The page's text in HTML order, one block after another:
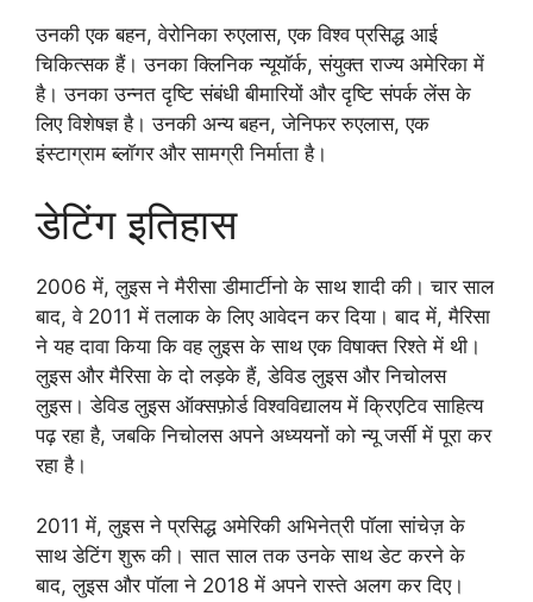
उनकी एक बहन, वेरोनिका रुएलास, एक विश्व प्रसिद्ध आई
चिकित्सक हैं। उनका क्लिनिक न्यूयॉर्क, संयुक्त राज्य अमेरिका में
है। उनका उन्नत दृष्टि संबंधी बीमारियों और दृष्टि संपर्क लेंस के
लिए विशेषज्ञ है। उनकी अन्य बहन, जेनिफर रुएलास, एक
इंस्टाग्राम ब्लॉगर और सामग्री निर्माता है।
डेटिंग इतिहास
2006 में, लुइस ने मैरीसा डीमार्टीनो के साथ शादी की। चार साल
बाद, वे 2011 में तलाक के लिए आवेदन कर दिया। बाद में, मैरिसा
ने यह दावा किया कि वह लुइस के साथ एक विषाक्त रिश्ते में थी।
लुइस और मैरिसा के दो लड़के हैं, डेविड लुइस और निचोलस
लुइस। डेविड लुइस ऑक्सफ़ोर्ड विश्वविद्यालय में क्रिएटिव साहित्य
पढ़ रहा है, जबकि निचोलस अपने अध्ययनों को न्यू जर्सी में पूरा कर
रहा है।
2011 में, लुइस ने प्रसिद्ध अमेरिकी अभिनेत्री पॉला सांचेज़ के
साथ डेटिंग शुरू की। सात साल तक उनके साथ डेट करने के
बाद, लुइस और पॉला ने 2018 में अपने रास्ते अलग कर दिए।